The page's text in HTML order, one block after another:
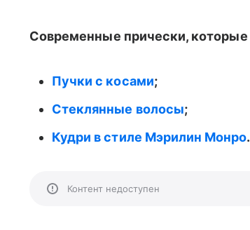
Современные прически,
Пучки с косами;
Стеклянные волосы;
Кудри в стиле Мэрилин Монро.
Контент недоступен